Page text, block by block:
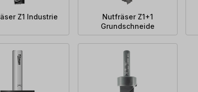
Z1 Industrie
Nutfräser Z1+1
Grundschneide